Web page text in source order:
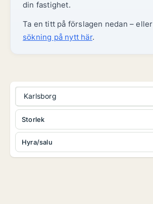
din fastighet.
Ta en titt på förslagen nedan – eller
sökning på nytt här.
Karlsborg
Hyra/salu
Storlek